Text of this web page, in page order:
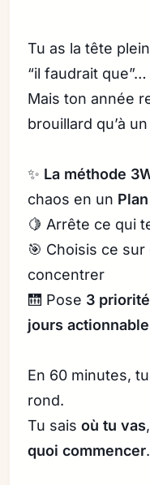
Tu as la tête
“il faudrait que”…
Mais ton année
brouillard qu’à
✨ La méthode
chaos en un
🍋 Arrête ce qui
🎯 Choisis ce
concentrer
🛗 Pose 3
jours actionnable
En 60 minutes,
rond.
Tu saisoù tu vas,
quoi commencer.